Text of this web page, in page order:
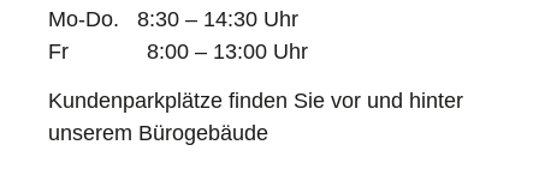
Mo-Do. 8:30 – 14:30 Uhr
Fr 8:00 – 13:00 Uhr
Kundenparkplätze finden Sie vor und hinter
unserem Bürogebäude